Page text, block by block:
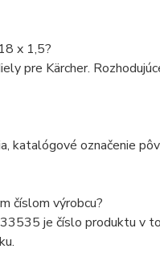
x 1,5?
pre Kärcher.
katalógové označenie
číslom výrobcu?
je číslo produktu v